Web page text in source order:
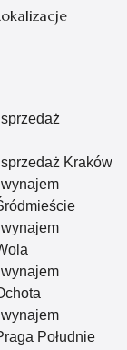
Kraków
Południe